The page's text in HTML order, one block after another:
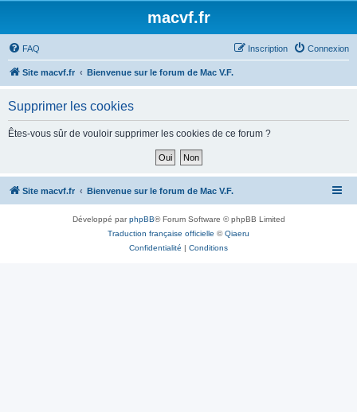
macvf.fr
FAQ Connexion
Inscription
Site macvf.fr Bienvenue sur le forum de Mac V.F.
Supprimer les cookies
Êtes-vous sûr de vouloir supprimer les cookies de ce forum ?
Site macvf.fr Bienvenue sur le forum de Mac V.F.
Développé parphpBB® Forum Software © phpBB Limited
Traduction française officielle ©Qiaeru
Confidentialité | Conditions